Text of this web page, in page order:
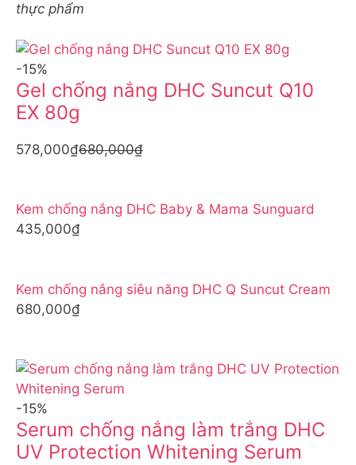
thực phẩm
-15%
Gel chống nắng DHC Suncut Q10
EX 80g
578,000₫680,000₫
Kem chống nắng DHC Baby & Mama Sunguard
435,000₫
Kem chống nắng siêu năng DHC Q Suncut Cream
680,000₫
-15%
Serum chống nắng làm trắng DHC
UV Protection Whitening Serum